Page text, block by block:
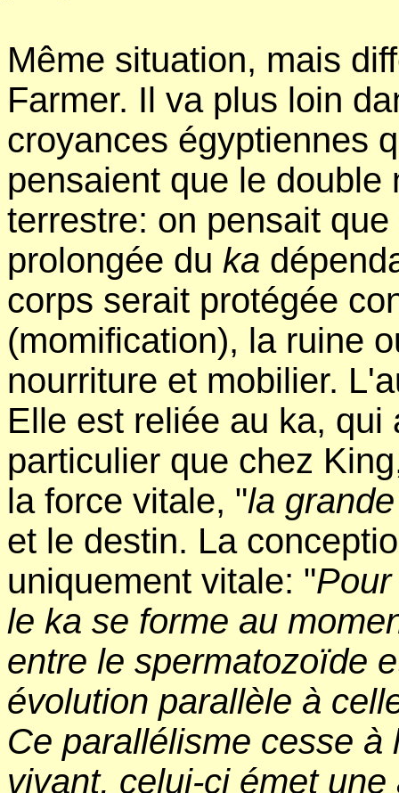
Même situation, mais
Farmer. Il va plus loin
croyances égyptiennes
pensaient que le
terrestre: on pensait
prolongée du ka
corps serait protégée
(momification), la ruine
nourriture et mobilier.
Elle est reliée au ka,
particulier que chez
la force vitale, "la
et le destin. La
uniquement vitale: "
le ka se forme au
entre le spermatozoïde
évolution parallèle à
Ce parallélisme cesse
vivant, celui-ci émet